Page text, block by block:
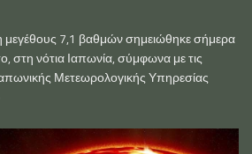
μεγέθους 7,1 βαθμών σημειώθηκε σήμερα
στη νότια Ιαπωνία, σύμφωνα με τις
Μετεωρολογικής Υπηρεσίας